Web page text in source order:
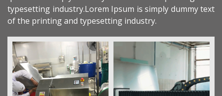
typesetting industry.Lorem Ipsum is simply dummy text
of the printing and typesetting industry.